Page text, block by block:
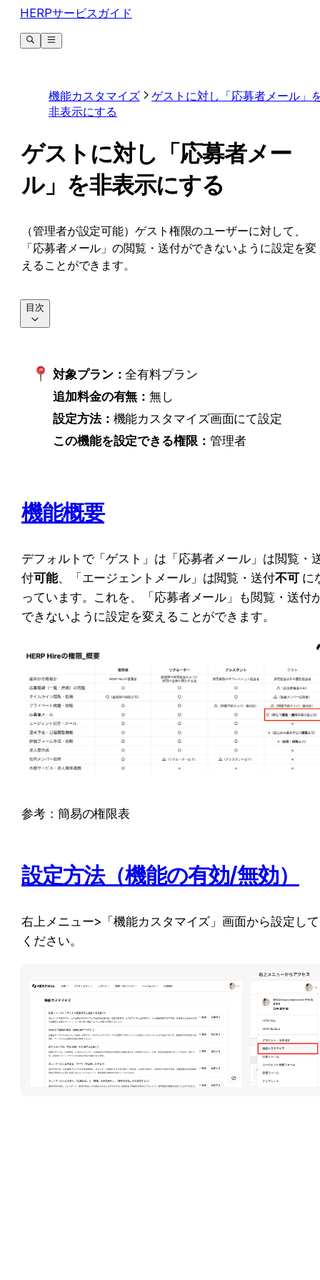
HERPサービスガイド
機能カスタマイズ
ゲストに対し「応募者メール」
非表示にする
ゲストに対し「応募者メー
ル」を非表示にする
（管理者が設定可能）ゲスト権限のユーザーに対して、
「応募者メール」の閲覧・送付ができないように設定を変
えることができます。
対象プラン：全有料プラン
追加料金の有無：無し
設定方法： 機能カスタマイズ画面にて設定
この機能を設定できる権限： 管理者
機能概要
デフォルトで「ゲスト」は「応募者メール」は閲覧・
付可能、「エージェントメール」は閲覧・送付不可 に
っています。これを、「応募者メール」も閲覧・送付
できないように設定を変えることができます。
参考：簡易の権限表
設定方法（機能の有効/無効）
右上メニュー>「機能カスタマイズ」画面から設定して
ください。
目次